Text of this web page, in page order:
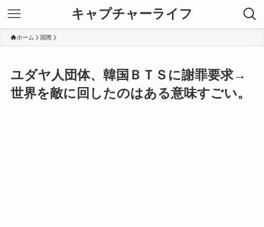
キャプチャーライフ
ホーム 国際
ユダヤ人団体、韓国ＢＴＳに謝罪要求→
世界を敵に回したのはある意味すごい。